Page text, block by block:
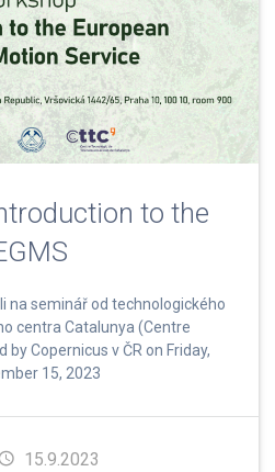
to the
na seminář od technologického
centra Catalunya (Centre
Copernicus v ČR on Friday,
15, 2023
15.9.2023